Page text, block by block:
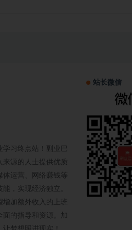
学习终点站！副业巴
来源的人士提供优质
运营、网络赚钱等
，实现经济独立。
加额外收入的上班
的指导和资源。加
站长微信